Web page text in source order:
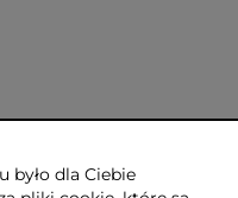
było dla Ciebie